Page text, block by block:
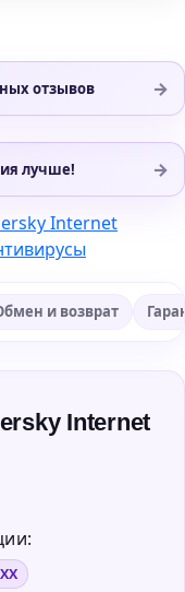
отзывов →
лучше! →
Internet
и возврат
Internet